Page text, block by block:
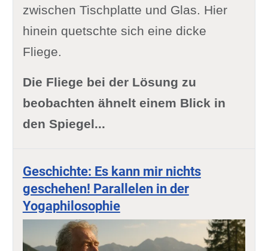
zwischen Tischplatte und Glas. Hier
hinein quetschte sich eine dicke
Fliege.
Die Fliege bei der Lösung zu
beobachten ähnelt einem Blick in
den Spiegel...
Geschichte: Es kann mir nichts
geschehen! Parallelen in der
Yogaphilosophie